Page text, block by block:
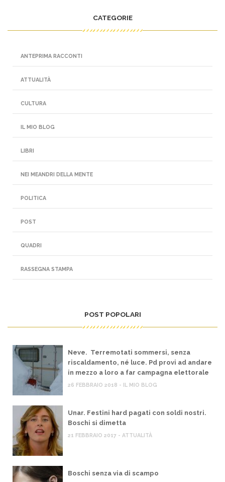
CATEGORIE
ANTEPRIMA RACCONTI
ATTUALITÀ
CULTURA
IL MIO BLOG
LIBRI
NEI MEANDRI DELLA MENTE
POLITICA
POST
QUADRI
RASSEGNA STAMPA
POST POPOLARI
Neve. Terremotati sommersi, senza
riscaldamento, né luce. Pd provi ad andare
in mezzo a loro a far campagna elettorale
26 FEBBRAIO 2018 - IL MIO BLOG
Unar. Festini hard pagati con soldi nostri.
Boschi si dimetta
21 FEBBRAIO 2017 - ATTUALITÀ
Boschi senza via di scampo